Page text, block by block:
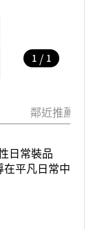
1 / 1
鄰近推薦景點
日常裝品
平凡日常中